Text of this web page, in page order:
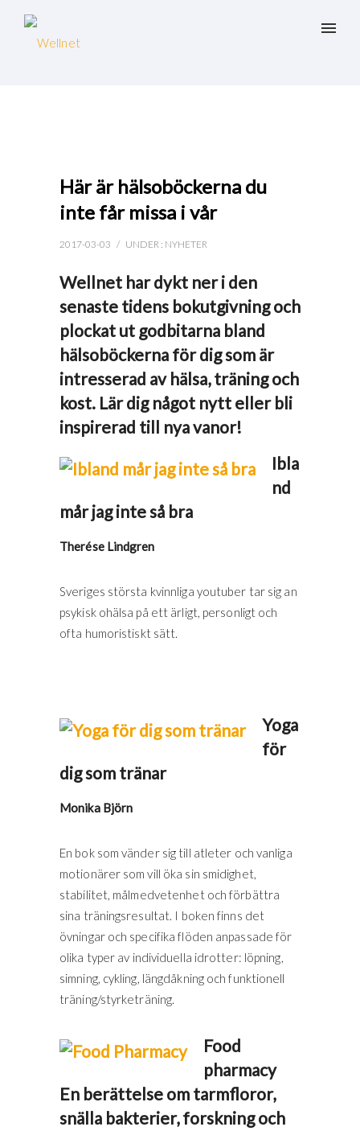
Här är hälsoböckerna du
inte får missa i vår
2017-03-03 / UNDER : NYHETER
Wellnet har dykt ner i den
senaste tidens bokutgivning och
plockat ut godbitarna bland
hälsoböckerna för dig som är
intresserad av hälsa, träning och
kost. Lär dig något nytt eller bli
inspirerad till nya vanor!
Ibla
nd
mår jag inte så bra
Therése Lindgren
Sveriges största kvinnliga youtuber tar sig an
psykisk ohälsa på ett ärligt, personligt och
ofta humoristiskt sätt.
Yoga
för
dig som tränar
Monika Björn
En bok som vänder sig till atleter och vanliga
motionärer som vill öka sin smidighet,
stabilitet, målmedvetenhet och förbättra
sina träningsresultat. I boken finns det
övningar och specifika flöden anpassade för
olika typer av individuella idrotter: löpning,
simning, cykling, längdåkning och funktionell
träning/styrketräning.
Food
pharmacy
En berättelse om tarmfloror,
snälla bakterier, forskning och